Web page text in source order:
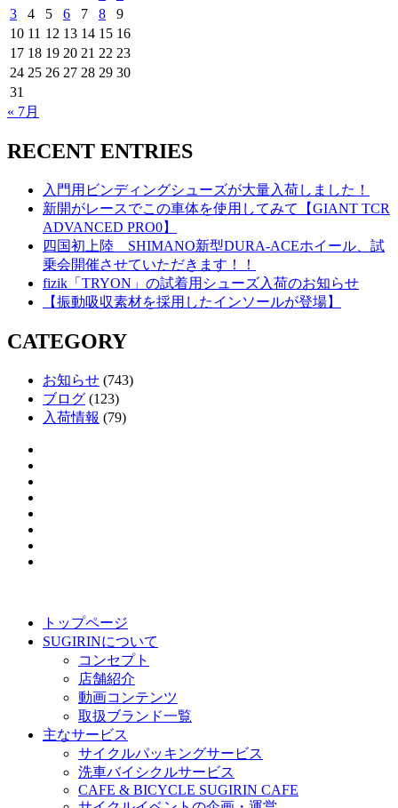
3
4 5 6 7 8
9
10 11 12 13 14 15 16
17 18 19 20 21 22 23
24 25 26 27 28 29 30
31
« 7月
RECENT ENTRIES
入門用ビンディングシューズが大量入荷しました！
新開がレースでこの車体を使用してみて【GIANT TCR
ADVANCED PRO0】
四国初上陸 SHIMANO新型DURA-ACEホイール、試
乗会開催させていただきます！！
fizik「TRYON」の試着用シューズ入荷のお知らせ
【振動吸収素材を採用したインソールが登場】
CATEGORY
お知らせ (743)
ブログ (123)
入荷情報 (79)
トップページ
SUGIRINについて
コンセプト
店舗紹介
動画コンテンツ
取扱ブランド一覧
主なサービス
サイクルパッキングサービス
洗車バイシクルサービス
CAFE & BICYCLE SUGIRIN CAFE